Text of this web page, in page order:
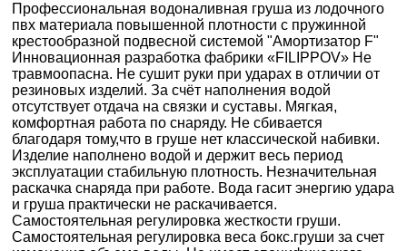
Профессиональная водоналивная груша из лодочного
пвх материала повышенной плотности с пружинной
крестообразной подвесной системой "Амортизатор F"
Инновационная разработка фабрики «FILIPPOV» Не
травмоопасна. Не сушит руки при ударах в отличии от
резиновых изделий. За счёт наполнения водой
отсутствует отдача на связки и суставы. Мягкая,
комфортная работа по снаряду. Не сбивается
благодаря тому,что в груше нет классической набивки.
Изделие наполнено водой и держит весь период
эксплуатации стабильную плотность. Незначительная
раскачка снаряда при работе. Вода гасит энергию удара
и груша практически не раскачивается.
Самостоятельная регулировка жесткости груши.
Самостоятельная регулировка веса бокс.груши за счет